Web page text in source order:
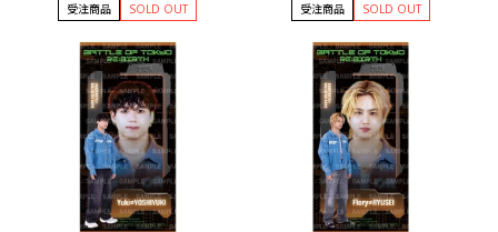
受注商品 SOLD OUT 受注商品 SOLD OUT